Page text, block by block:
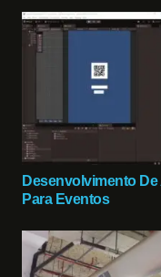
Desenvolvimento
Para Eventos